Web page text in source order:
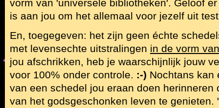
vorm van 'universele bibliotheken'. Geloof
is aan jou om het allemaal voor jezelf uit
En, toegegeven: het zijn geen échte
met levensechte uitstralingen in de vorm
jou afschrikken, heb je waarschijnlijk jouw
voor 100% onder controle. :-) Nochtans kan
van een schedel jou eraan doen herinneren
van het godsgeschonken leven te genieten.